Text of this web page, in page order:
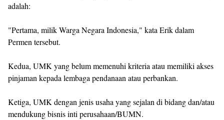
adalah:
"Pertama, milik Warga Negara Indonesia," kata Erik dalam
Permen tersebut.
Kedua, UMK yang belum memenuhi kriteria atau memiliki akses
pinjaman kepada lembaga pendanaan atau perbankan.
Ketiga, UMK dengan jenis usaha yang sejalan di bidang dan/atau
mendukung bisnis inti perusahaan/BUMN.